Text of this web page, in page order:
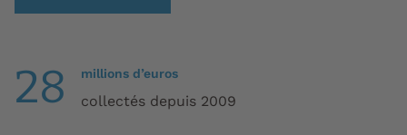
28 millions d’euros
collectés depuis 2009